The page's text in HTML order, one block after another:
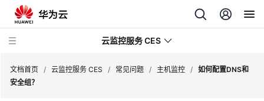
云监控服务 CES
文档首页 / 云监控服务 CES / 常见问题 / 主机监控 / 如何配置DNS和
安全组？